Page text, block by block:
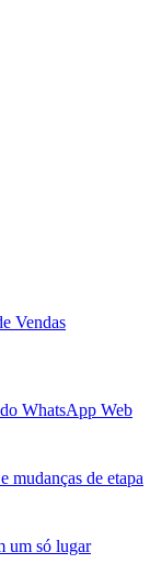
Vendas
WhatsApp Web
mudanças de etapa
um só lugar